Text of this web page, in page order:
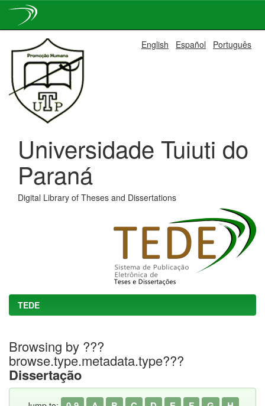
navigation
English Español Português
Universidade Tuiuti do
Paraná
Digital Library of Theses and Dissertations
TEDE
Browsing by ???
browse.type.metadata.type???
Dissertação